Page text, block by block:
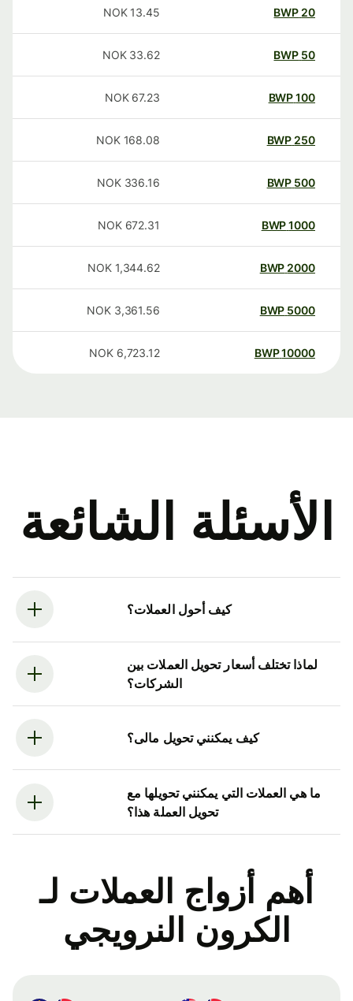
20
BWP
13.45
NOK
50
BWP
33.62
NOK
100
BWP
67.23
NOK
250
BWP
168.08
NOK
500
BWP
336.16
NOK
1000
BWP
672.31
NOK
2000
BWP
1,344.62
NOK
5000
BWP
3,361.56
NOK
10000
BWP
6,723.12
NOK
الأسئلة الشائعة
كيف أحول العملات؟
لماذا تختلف أسعار تحويل العملات بين
الشركات؟
كيف يمكنني تحويل مالى؟
ما هي العملات التي يمكنني تحويلها مع
تحويل العملة هذا؟
أهم أزواج العملات لـ
الكرون النرويجي